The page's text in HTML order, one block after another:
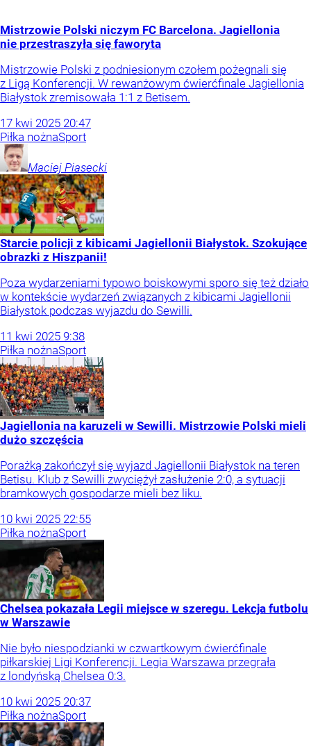
Mistrzowie Polski niczym FC Barcelona. Jagiellonia
nie przestraszyła się faworyta
Mistrzowie Polski z podniesionym czołem pożegnali się
z Ligą Konferencji. W rewanżowym ćwierćfinale Jagiellonia
Białystok zremisowała 1:1 z Betisem.
17 kwi 2025 20:47
Piłka nożnaSport
Maciej Piasecki
Starcie policji z kibicami Jagiellonii Białystok. Szokujące
obrazki z Hiszpanii!
Poza wydarzeniami typowo boiskowymi sporo się też działo
w kontekście wydarzeń związanych z kibicami Jagiellonii
Białystok podczas wyjazdu do Sewilli.
11 kwi 2025 9:38
Piłka nożnaSport
Jagiellonia na karuzeli w Sewilli. Mistrzowie Polski mieli
dużo szczęścia
Porażką zakończył się wyjazd Jagiellonii Białystok na teren
Betisu. Klub z Sewilli zwyciężył zasłużenie 2:0, a sytuacji
bramkowych gospodarze mieli bez liku.
10 kwi 2025 22:55
Piłka nożnaSport
Chelsea pokazała Legii miejsce w szeregu. Lekcja futbolu
w Warszawie
Nie było niespodzianki w czwartkowym ćwierćfinale
piłkarskiej Ligi Konferencji. Legia Warszawa przegrała
z londyńską Chelsea 0:3.
10 kwi 2025 20:37
Piłka nożnaSport